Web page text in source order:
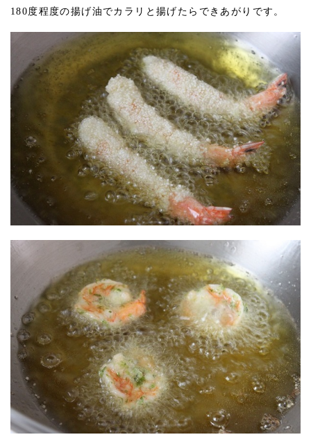
180度程度の揚げ油でカラリと揚げたらできあがりです。